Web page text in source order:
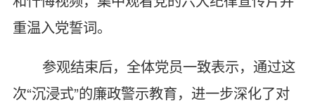
重温入党誓词。
参观结束后，全体党员一致表示，通过这
次“沉浸式”的廉政警示教育，进一步深化了对